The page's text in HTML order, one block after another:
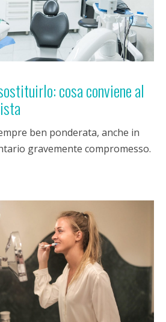
cosa conviene al
ben ponderata, anche in
gravemente compromesso.